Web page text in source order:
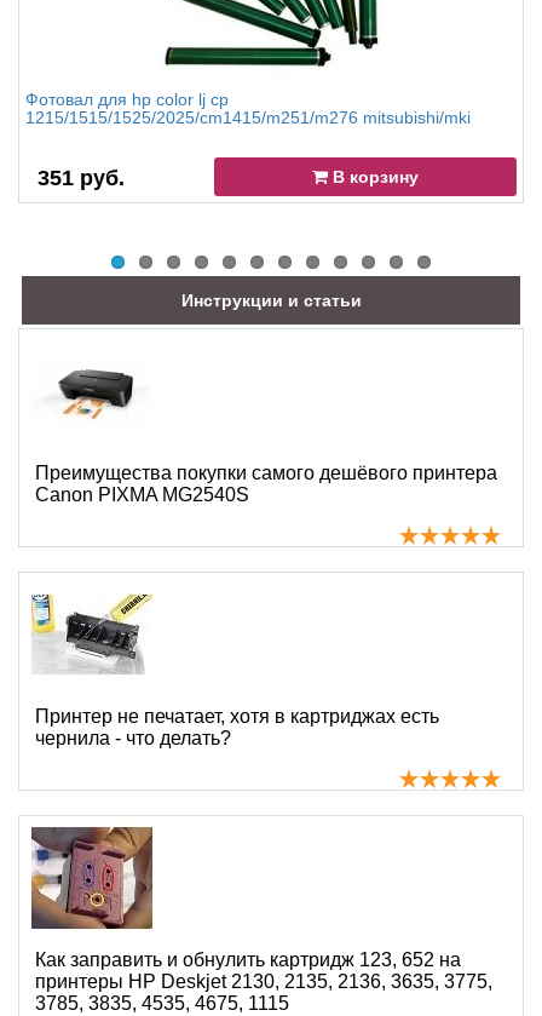
Фотовал для hp color lj cp
1215/1515/1525/2025/cm1415/m251/m276 mitsubishi/mki
351 руб. В корзину
Инструкции и статьи
Преимущества покупки самого дешёвого принтера
Canon PIXMA MG2540S
Принтер не печатает, хотя в картриджах есть
чернила - что делать?
Как заправить и обнулить картридж 123, 652 на
принтеры HP Deskjet 2130, 2135, 2136, 3635, 3775,
3785, 3835, 4535, 4675, 1115